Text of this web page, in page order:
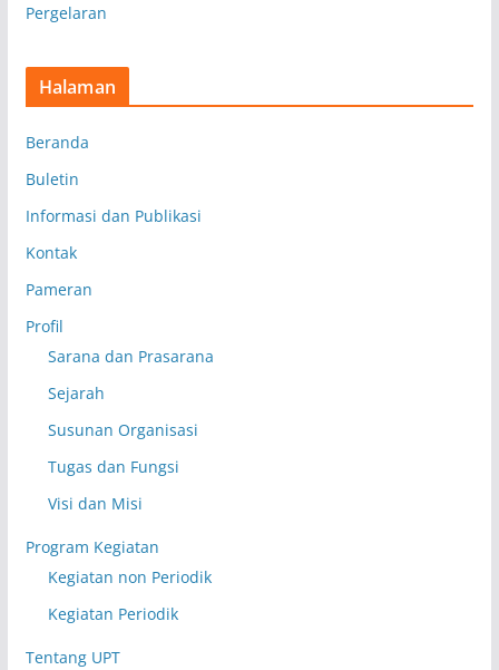
Pergelaran
Halaman
Beranda
Buletin
Informasi dan Publikasi
Kontak
Pameran
Profil
Sarana dan Prasarana
Sejarah
Susunan Organisasi
Tugas dan Fungsi
Visi dan Misi
Program Kegiatan
Kegiatan non Periodik
Kegiatan Periodik
Tentang UPT